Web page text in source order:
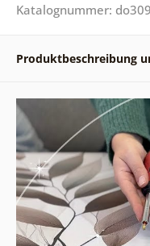
Katalognummer:
Produktbeschreibung